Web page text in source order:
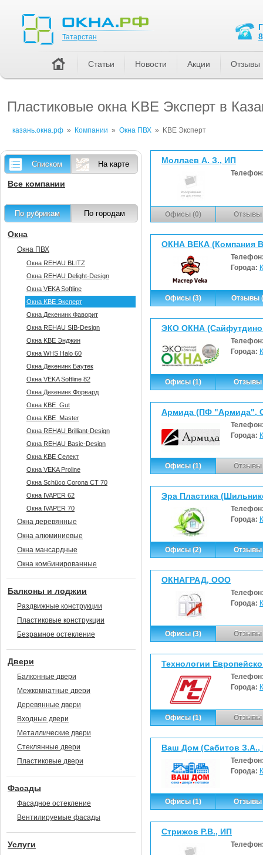
Пластиковые окна KBE Эксперт в
казань.окна.рф » Компании » Окна ПВХ » KBE Эксперт
Моллаев А. З., ИП
Офисы (0) Отзывы
ОКНА ВЕКА (Компания
Города:
Офисы (3) Отзывы
ЭКО ОКНА
Города:
Офисы (1) Отзывы
Армида (ПФ "Армида",
Города:
Офисы (1) Отзывы
Эра Пластика
Города:
Офисы (2) Отзывы
ОКНАГРАД, ООО
Города:
Офисы (3) Отзывы
Технологии
Города:
Офисы (1) Отзывы
Ваш Дом (Сабитов З.А.,
Города:
Офисы (1) Отзывы
Стрижов Р.В., ИП
Списком На карте
Все компании
По рубрикам По городам
Окна
Окна ПВХ
Окна REHAU BLITZ
Окна REHAU Delight-Design
Окна VEKA Softline
Окна KBE Эксперт
Окна Декенинк Фаворит
Окна REHAU SIB-Design
Окна KBE Энджин
Окна WHS Halo 60
Окна Декенинк Баутек
Окна VEKA Softline 82
Окна Декенинк Форвард
Окна KBE_Gut
Окна KBE_Master
Окна REHAU Brilliant-Design
Окна REHAU Basic-Design
Окна KBE Селект
Окна VEKA Proline
Окна Sсhüco Corona CT 70
Окна IVAPER 62
Окна IVAPER 70
Окна деревянные
Окна алюминиевые
Окна мансардные
Окна комбинированные
Балконы и лоджии
Раздвижные конструкции
Пластиковые конструкции
Безрамное остекление
Двери
Балконные двери
Межкомнатные двери
Деревянные двери
Входные двери
Металлические двери
Стеклянные двери
Пластиковые двери
Фасады
Фасадное остекление
Вентилируемые фасады
Услуги
Татарстан
Статьи Новости Акции Отзывы